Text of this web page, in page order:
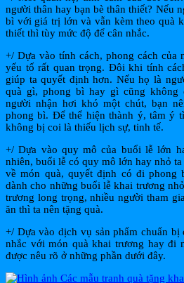
người thân hay bạn bè thân thiết? Nếu
bì với giá trị lớn và vẫn kèm theo quà
thiết thì tùy mức độ để cân nhắc.
+/ Dựa vào tính cách, phong cách của
yếu tố rất quan trọng. Đôi khi tính
giúp ta quyết định hơn. Nếu họ là
quà gì, phong bì hay gì cũng không
người nhận hơi khó một chút, bạn
phong bì. Để thể hiện thành ý, tâm ý
không bị coi là thiếu lịch sự, tinh tế.
+/ Dựa vào quy mô của buổi lễ lớn
nhiên, buổi lễ có quy mô lớn hay nhỏ ta
về món quà, quyết định có đi phong
dành cho những buổi lễ khai trương
trương long trọng, nhiều người tham
ăn thì ta nên tặng quà.
+/ Dựa vào dịch vụ sản phẩm chuẩn
nhắc với món quà khai trương hay đi
được nêu rõ ở những phần dưới đây.